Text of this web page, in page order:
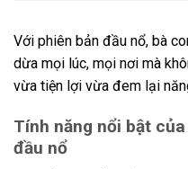
Với phiên bản đầu nổ, bà
dừa mọi lúc, mọi nơi mà
vừa tiện lợi vừa đem lại
Tính năng nổi bật
đầu nổ